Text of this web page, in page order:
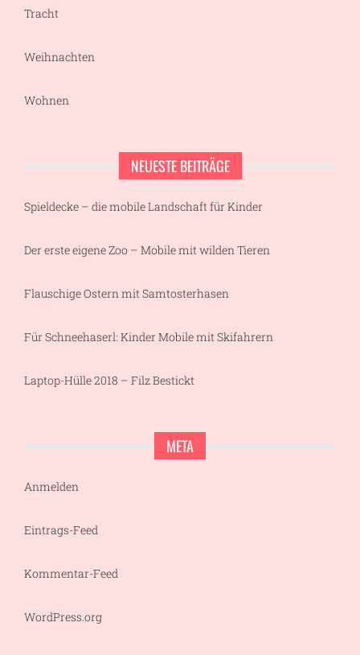
Tracht
Weihnachten
Wohnen
NEUESTE BEITRÄGE
Spieldecke – die mobile Landschaft für Kinder
Der erste eigene Zoo – Mobile mit wilden Tieren
Flauschige Ostern mit Samtosterhasen
Für Schneehaserl: Kinder Mobile mit Skifahrern
Laptop-Hülle 2018 – Filz Bestickt
META
Anmelden
Eintrags-Feed
Kommentar-Feed
WordPress.org